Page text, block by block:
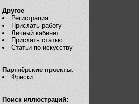
Другое
Регистрация
Прислать работу
Личный кабинет
Прислать статью
Статьи по искусству
Партнёрские проекты:
Фрески
Поиск иллюстраций: